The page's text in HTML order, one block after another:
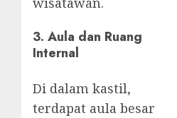
3. Aula dan Ruang
Internal
Di dalam kastil,
terdapat aula besar